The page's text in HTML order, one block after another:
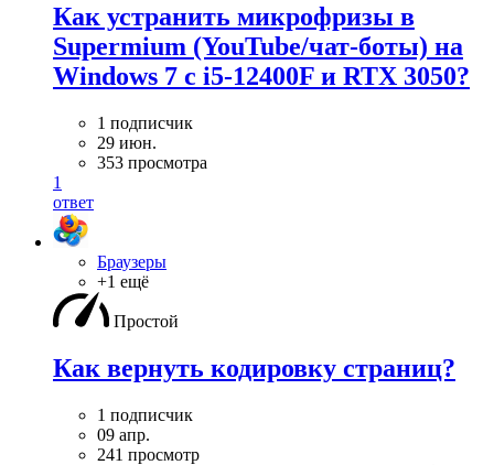
Как устранить микрофризы в
Supermium (YouTube/чат-боты) на
Windows 7 с i5-12400F и RTX 3050?
1 подписчик
29 июн.
353 просмотра
1
ответ
Браузеры
+1 ещё
Простой
Как вернуть кодировку страниц?
1 подписчик
09 апр.
241 просмотр